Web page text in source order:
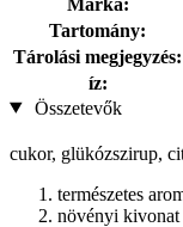
Tartomány:
Tárolási megjegyzés:
íz:
Összetevők
cukor, glükózszirup,
természetes
növényi kivonat